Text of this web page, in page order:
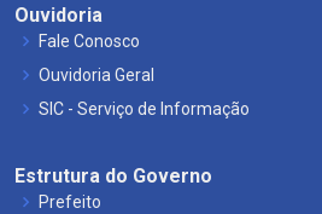
Ouvidoria
Fale Conosco
Ouvidoria Geral
SIC - Serviço de Informação
Estrutura do Governo
Prefeito